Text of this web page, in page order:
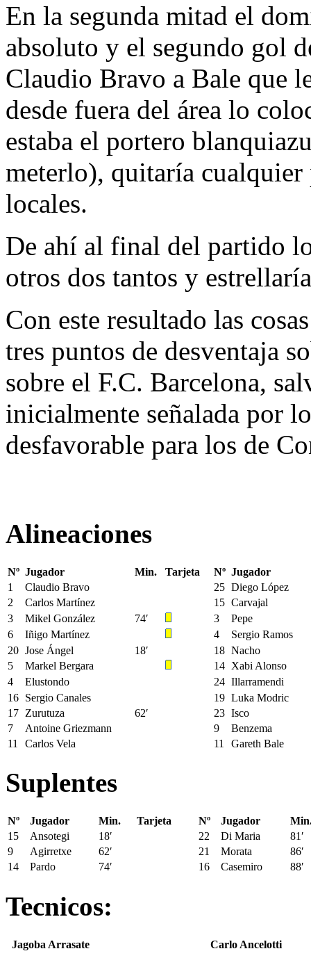
En la segunda mitad el
absoluto y el segundo gol
Claudio Bravo a Bale que
desde fuera del área lo
estaba el portero
meterlo), quitaría
locales.
De ahí al final del partido
otros dos tantos y
Con este resultado las
tres puntos de desventaja
sobre el F.C. Barcelona,
inicialmente señalada por
desfavorable para los de
Alineaciones
Nº Jugador Min. Tarjeta Nº Jugador
1
Claudio Bravo 25 Diego López
2
Carlos Martínez 15 Carvajal
3
Mikel González 74′ 3
Pepe
6
Iñigo Martínez 4
Sergio Ramos
20 Jose Ángel 18′ 18 Nacho
5
Markel Bergara 14 Xabi Alonso
4
Elustondo 24 Illarramendi
16 Sergio Canales 19 Luka Modric
17 Zurutuza 62′ 23 Isco
7
Antoine Griezmann 9
Benzema
11
Carlos Vela 11 Gareth Bale
Suplentes
Nº Jugador Min. Tarjeta Nº Jugador
15
Ansotegi 18′ 22 Di Maria
81′
9
Agirretxe 62′ 21 Morata
86′
14
Pardo 74′ 16 Casemiro 88′
Tecnicos:
Jagoba Arrasate Carlo Ancelotti